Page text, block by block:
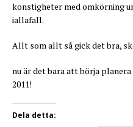
konstigheter med omkörning
iallafall.
Allt som allt så gick det bra,
nu är det bara att börja
2011!
Dela detta: